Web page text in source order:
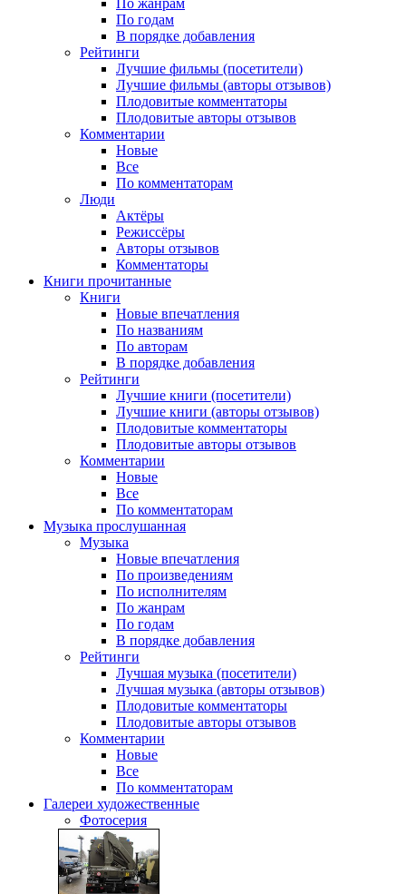
По годам
В порядке добавления
Рейтинги
Лучшие фильмы (посетители)
Лучшие фильмы (авторы отзывов)
Плодовитые комментаторы
Плодовитые авторы отзывов
Комментарии
Новые
Все
По комментаторам
Люди
Актёры
Режиссёры
Авторы отзывов
Комментаторы
Книги прочитанные
Книги
Новые впечатления
По названиям
По авторам
В порядке добавления
Рейтинги
Лучшие книги (посетители)
Лучшие книги (авторы отзывов)
Плодовитые комментаторы
Плодовитые авторы отзывов
Комментарии
Новые
Все
По комментаторам
Музыка прослушанная
Музыка
Новые впечатления
По произведениям
По исполнителям
По жанрам
По годам
В порядке добавления
Рейтинги
Лучшая музыка (посетители)
Лучшая музыка (авторы отзывов)
Плодовитые комментаторы
Плодовитые авторы отзывов
Комментарии
Новые
Все
По комментаторам
Галереи художественные
Фотосерия